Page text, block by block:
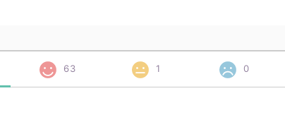
63 1 0